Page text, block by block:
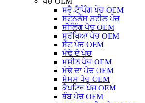
ਸਵੈ-ਟੈਪਿੰਗ ਪੇਚ OEM
ਸਟੇਨਲੈੱਸ ਸਟੀਲ ਪੇਚ
ਸੀਲਿੰਗ ਪੇਚ OEM
ਸੁਰੱਖਿਆ ਪੇਚ OEM
ਸੈੱਟ ਪੇਚ OEM
ਮੋਢੇ ਦੇ ਪੇਚ
ਮਸ਼ੀਨ ਪੇਚ OEM
ਮੋਢੇ ਦਾ ਪੇਚ OEM
ਸੇਮਸ ਪੇਚ OEM
ਕੈਪਟਿਵ ਪੇਚ OEM
ਥੰਬ ਪੇਚ OEM